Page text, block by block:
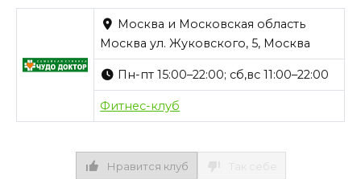
Москва и Московская область
Москва ул. Жуковского, 5, Москва
Пн-пт 15:00–22:00; сб,вс 11:00–22:00
Фитнес-клуб
Нравится клуб